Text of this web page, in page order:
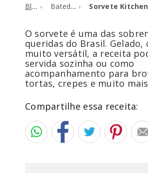
Blog Batedeiras
O sorvete é uma das
queridas do Brasil. Gelado,
muito versátil, a receita
servida sozinha ou como
acompanhamento para
tortas, crepes e muito
Compartilhe essa receita: